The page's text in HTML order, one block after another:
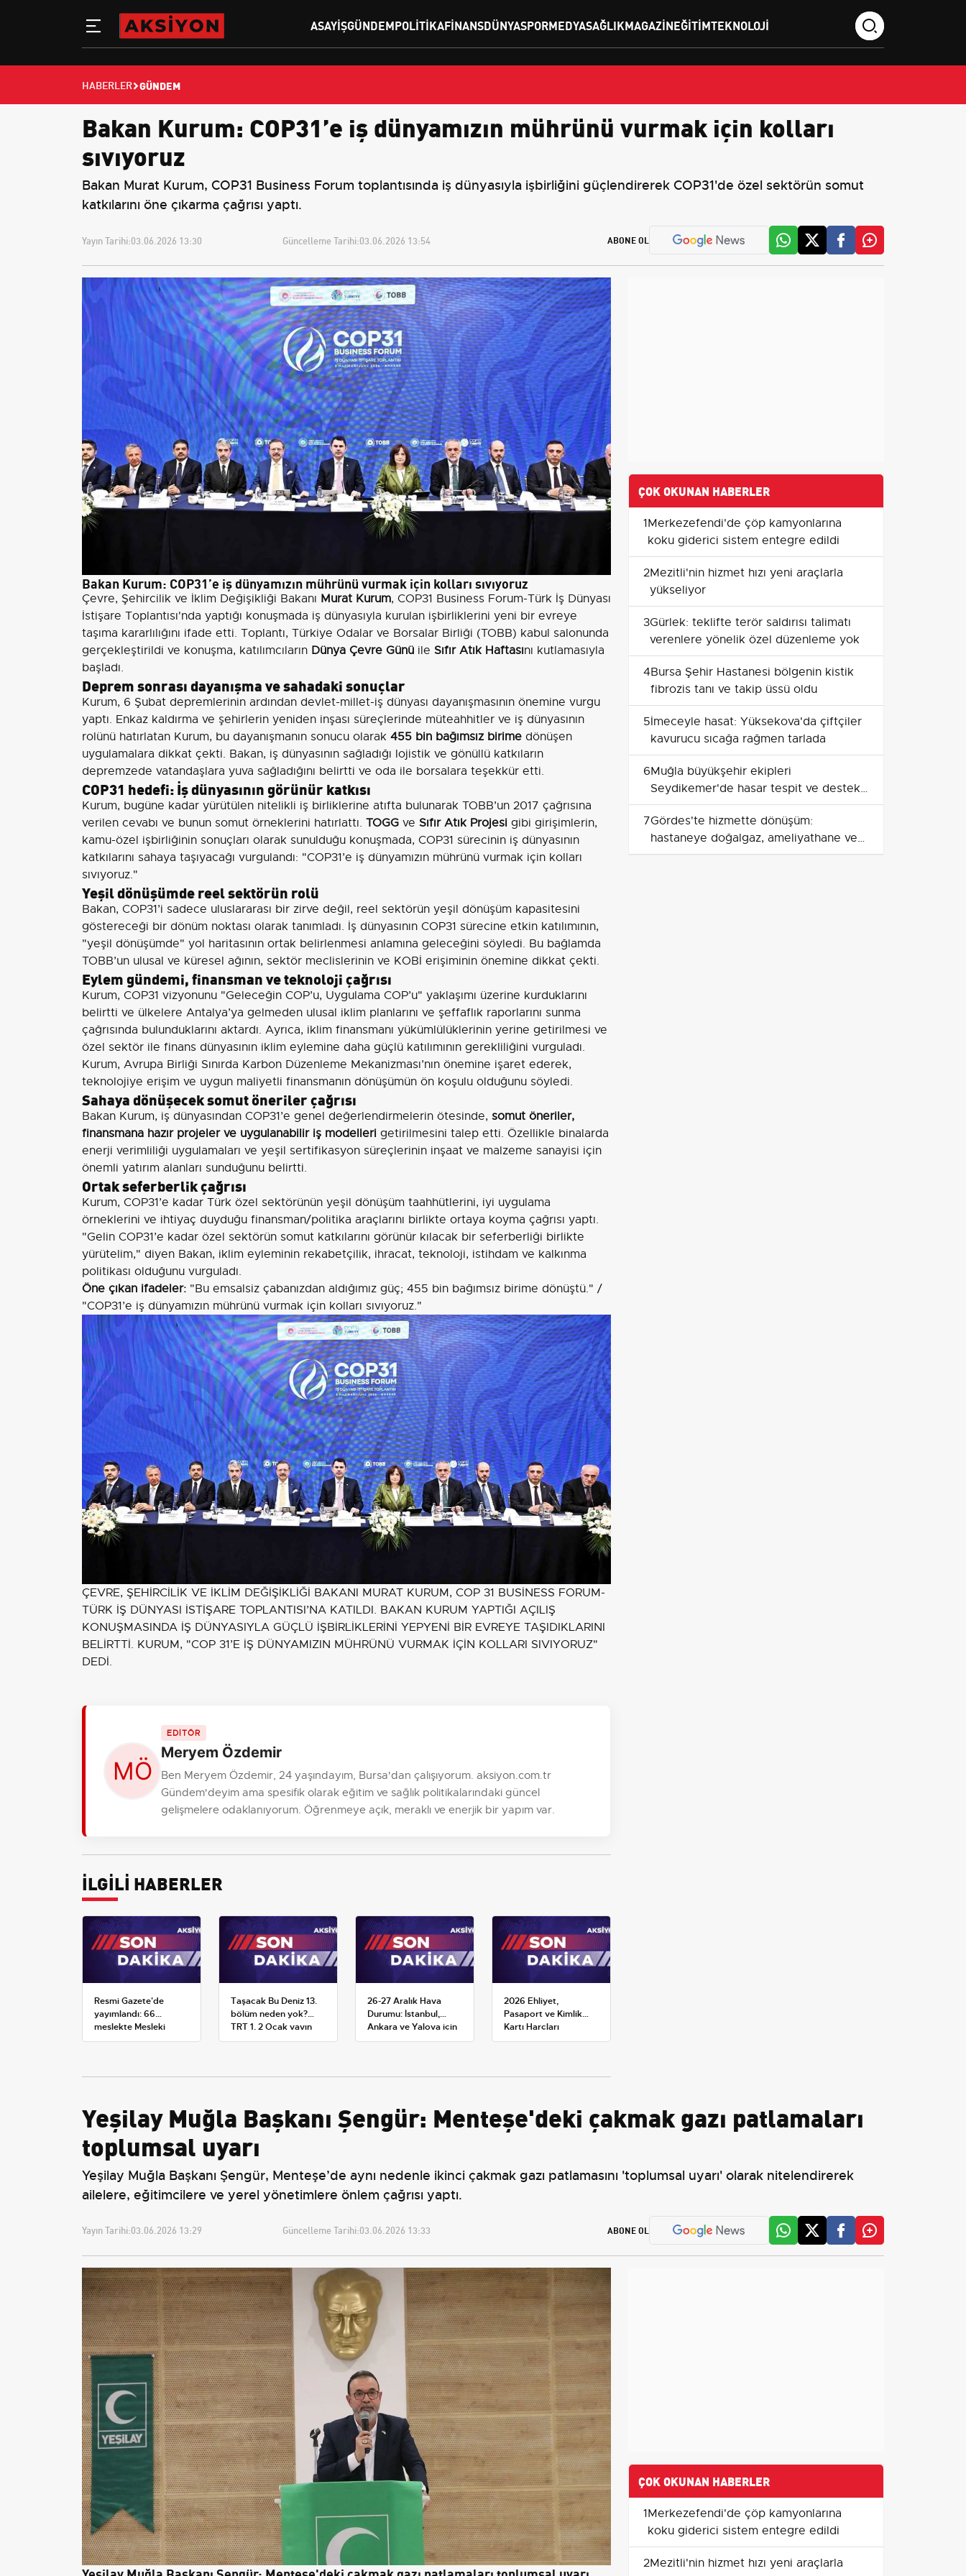
ASAYIŞGÜNDEMPOLITIKAFINANSDÜNYASPORMEDYASAĞLIKMAGAZINEĞITIMTEKNOLOJI
HABERLER GÜNDEM
Bakan Kurum: COP31’e iş dünyamızın mührünü vurmak için kolları
sıvıyoruz
Bakan Murat Kurum, COP31 Business Forum toplantısında iş dünyasıyla işbirliğini güçlendirerek COP31'de özel sektörün somut
katkılarını öne çıkarma çağrısı yaptı.
Yayın Tarihi:03.06.2026 13:30 Güncelleme Tarihi:03.06.2026 13:54 ABONE OL
Bakan Kurum: COP31’e iş dünyamızın mührünü vurmak için kolları sıvıyoruz
Çevre, Şehircilik ve İklim Değişikliği Bakanı Murat Kurum, COP31 Business Forum-Türk İş Dünyası
İstişare Toplantısı'nda yaptığı konuşmada iş dünyasıyla kurulan işbirliklerini yeni bir evreye
taşıma kararlılığını ifade etti. Toplantı, Türkiye Odalar ve Borsalar Birliği (TOBB) kabul salonunda
gerçekleştirildi ve konuşma, katılımcıların Dünya Çevre Günü ile Sıfır Atık Haftasını kutlamasıyla
başladı.
Deprem sonrası dayanışma ve sahadaki sonuçlar
Kurum, 6 Şubat depremlerinin ardından devlet-millet-iş dünyası dayanışmasının önemine vurgu
yaptı. Enkaz kaldırma ve şehirlerin yeniden inşası süreçlerinde müteahhitler ve iş dünyasının
rolünü hatırlatan Kurum, bu dayanışmanın sonucu olarak 455 bin bağımsız birime dönüşen
uygulamalara dikkat çekti. Bakan, iş dünyasının sağladığı lojistik ve gönüllü katkıların
depremzede vatandaşlara yuva sağladığını belirtti ve oda ile borsalara teşekkür etti.
COP31 hedefi: İş dünyasının görünür katkısı
Kurum, bugüne kadar yürütülen nitelikli iş birliklerine atıfta bulunarak TOBB’un 2017 çağrısına
verilen cevabı ve bunun somut örneklerini hatırlattı. TOGG ve Sıfır Atık Projesi gibi girişimlerin,
kamu-özel işbirliğinin sonuçları olarak sunulduğu konuşmada, COP31 sürecinin iş dünyasının
katkılarını sahaya taşıyacağı vurgulandı: "COP31’e iş dünyamızın mührünü vurmak için kolları
sıvıyoruz."
Yeşil dönüşümde reel sektörün rolü
Bakan, COP31’i sadece uluslararası bir zirve değil, reel sektörün yeşil dönüşüm kapasitesini
göstereceği bir dönüm noktası olarak tanımladı. İş dünyasının COP31 sürecine etkin katılımının,
"yeşil dönüşümde" yol haritasının ortak belirlenmesi anlamına geleceğini söyledi. Bu bağlamda
TOBB’un ulusal ve küresel ağının, sektör meclislerinin ve KOBİ erişiminin önemine dikkat çekti.
Eylem gündemi, finansman ve teknoloji çağrısı
Kurum, COP31 vizyonunu "Geleceğin COP’u, Uygulama COP’u" yaklaşımı üzerine kurduklarını
belirtti ve ülkelere Antalya’ya gelmeden ulusal iklim planlarını ve şeffaflık raporlarını sunma
çağrısında bulunduklarını aktardı. Ayrıca, iklim finansmanı yükümlülüklerinin yerine getirilmesi ve
özel sektör ile finans dünyasının iklim eylemine daha güçlü katılımının gerekliliğini vurguladı.
Kurum, Avrupa Birliği Sınırda Karbon Düzenleme Mekanizması’nın önemine işaret ederek,
teknolojiye erişim ve uygun maliyetli finansmanın dönüşümün ön koşulu olduğunu söyledi.
Sahaya dönüşecek somut öneriler çağrısı
Bakan Kurum, iş dünyasından COP31’e genel değerlendirmelerin ötesinde, somut öneriler,
finansmana hazır projeler ve uygulanabilir iş modelleri getirilmesini talep etti. Özellikle binalarda
enerji verimliliği uygulamaları ve yeşil sertifikasyon süreçlerinin inşaat ve malzeme sanayisi için
önemli yatırım alanları sunduğunu belirtti.
Ortak seferberlik çağrısı
Kurum, COP31’e kadar Türk özel sektörünün yeşil dönüşüm taahhütlerini, iyi uygulama
örneklerini ve ihtiyaç duyduğu finansman/politika araçlarını birlikte ortaya koyma çağrısı yaptı.
"Gelin COP31’e kadar özel sektörün somut katkılarını görünür kılacak bir seferberliği birlikte
yürütelim," diyen Bakan, iklim eyleminin rekabetçilik, ihracat, teknoloji, istihdam ve kalkınma
politikası olduğunu vurguladı.
Öne çıkan ifadeler: "Bu emsalsiz çabanızdan aldığımız güç; 455 bin bağımsız birime dönüştü." /
"COP31’e iş dünyamızın mührünü vurmak için kolları sıvıyoruz."
ÇEVRE, ŞEHİRCİLİK VE İKLİM DEĞİŞİKLİĞİ BAKANI MURAT KURUM, COP 31 BUSİNESS FORUM-
TÜRK İŞ DÜNYASI İSTİŞARE TOPLANTISI’NA KATILDI. BAKAN KURUM YAPTIĞI AÇILIŞ
KONUŞMASINDA İŞ DÜNYASIYLA GÜÇLÜ İŞBİRLİKLERİNİ YEPYENİ BİR EVREYE TAŞIDIKLARINI
BELİRTTİ. KURUM, "COP 31’E İŞ DÜNYAMIZIN MÜHRÜNÜ VURMAK İÇİN KOLLARI SIVIYORUZ"
DEDİ.
EDİTÖR
Meryem Özdemir
Ben Meryem Özdemir, 24 yaşındayım, Bursa'dan çalışıyorum. aksiyon.com.tr
Gündem'deyim ama spesifik olarak eğitim ve sağlık politikalarındaki güncel
gelişmelere odaklanıyorum. Öğrenmeye açık, meraklı ve enerjik bir yapım var.
İLGİLİ HABERLER
Resmi Gazete'de
yayımlandı: 66
meslekte Mesleki
Yeterlilik Belgesi
Taşacak Bu Deniz 13.
bölüm neden yok?
TRT 1, 2 Ocak yayın
planını değiştirdi
26-27 Aralık Hava
Durumu: İstanbul,
Ankara ve Yalova için
Kar Tahminleri
2026 Ehliyet,
Pasaport ve Kimlik
Kartı Harçları
Resmileşti: Yeni
ÇOK OKUNAN HABERLER
1Merkezefendi'de çöp kamyonlarına
koku giderici sistem entegre edildi
2Mezitli'nin hizmet hızı yeni araçlarla
yükseliyor
3Gürlek: teklifte terör saldırısı talimatı
verenlere yönelik özel düzenleme yok
4Bursa Şehir Hastanesi bölgenin kistik
fibrozis tanı ve takip üssü oldu
5İmeceyle hasat: Yüksekova'da çiftçiler
kavurucu sıcağa rağmen tarlada
6Muğla büyükşehir ekipleri
Seydikemer'de hasar tespit ve destek
çalışması başlattı
7Gördes'te hizmette dönüşüm:
hastaneye doğalgaz, ameliyathane ve
yeni cihazlar
Yeşilay Muğla Başkanı Şengür: Menteşe'deki çakmak gazı patlamaları
toplumsal uyarı
Yeşilay Muğla Başkanı Şengür, Menteşe’de aynı nedenle ikinci çakmak gazı patlamasını 'toplumsal uyarı' olarak nitelendirerek
ailelere, eğitimcilere ve yerel yönetimlere önlem çağrısı yaptı.
Yayın Tarihi:03.06.2026 13:29 Güncelleme Tarihi:03.06.2026 13:33 ABONE OL
ÇOK OKUNAN HABERLER
1Merkezefendi'de çöp kamyonlarına
koku giderici sistem entegre edildi
2Mezitli'nin hizmet hızı yeni araçlarla